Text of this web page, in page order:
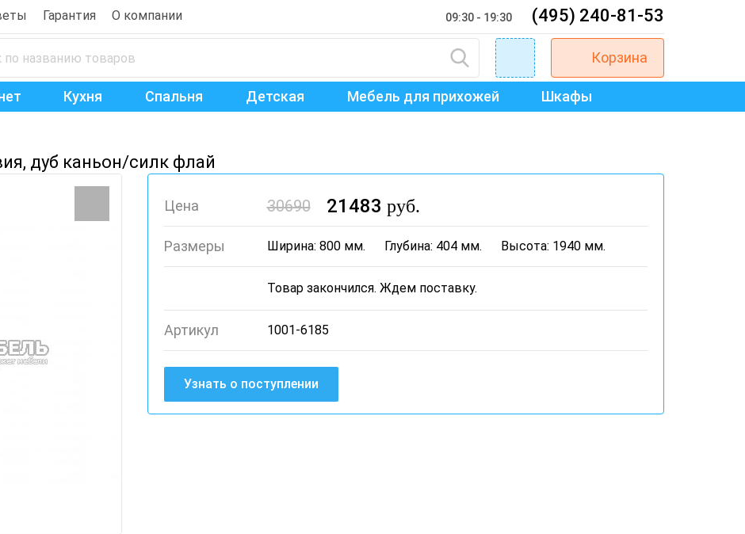
Гарантия О компании 09:30 - 19:30 (495) 240-81-53
Корзина
Кухня Спальня Детская Мебель для прихожей Шкафы
дуб каньон/силк флай
Цена 30690 21483 руб.
Размеры Ширина: 800 мм. Глубина: 404 мм. Высота: 1940 мм.
Артикул 1001-6185
Узнать о поступлении